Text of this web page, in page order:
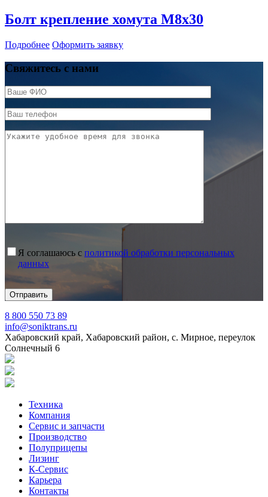
Болт крепление хомута М8х30
Подробнее Оформить заявку
Свяжитесь с нами
Я соглашаюсь с политикой обработки персональных
данных
8 800 550 73 89
info@soniktrans.ru
Хабаровский край, Хабаровский район, с. Мирное, переулок
Солнечный 6
Техника
Компания
Сервис и запчасти
Производство
Полуприцепы
Лизинг
К-Сервис
Карьера
Контакты